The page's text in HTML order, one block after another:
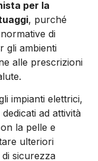
per la
, purché
di
gli ambienti
alle prescrizioni
impianti elettrici,
ad attività
la pelle e
ulteriori
sicurezza